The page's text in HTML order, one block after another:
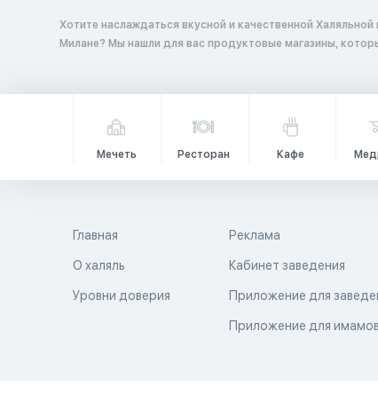
Хотите наслаждаться вкусной и качественной Халяльной
Милане? Мы нашли для вас продуктовые магазины,
Мечеть Ресторан Кафе
Главная
О халяль
Уровни доверия
Реклама
Кабинет заведения
Приложение для
Приложение для имамов